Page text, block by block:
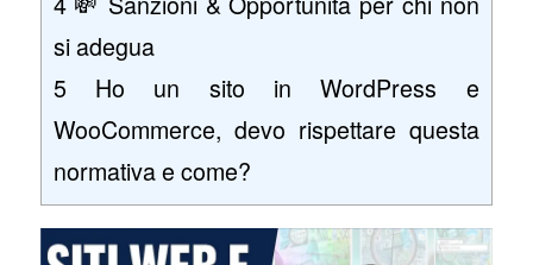
si adegua
5 Ho un sito in WordPress e
WooCommerce, devo rispettare questa
normativa e come?